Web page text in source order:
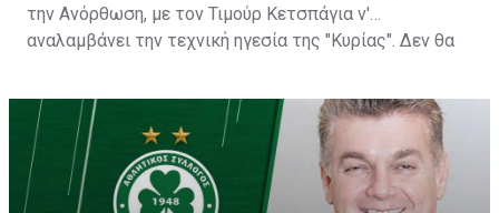
την Ανόρθωση, με τον Τιμούρ Κετσπάγια ν'
αναλαμβάνει την τεχνική ηγεσία της "Κυρίας". Δεν θα
προπονητή να παραμένει στην Κύπρο για κάποια άλλη
ομάδα...